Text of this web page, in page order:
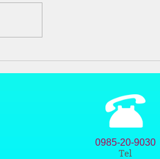
日本人には、あまりなじみがない
0985-20-9030
Tel